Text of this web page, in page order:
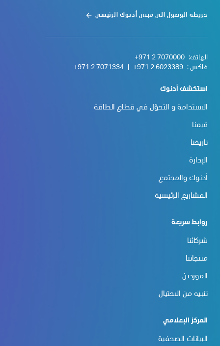
خريطة الوصول الى مبنى أدنوك الرئيسي
الهاتف: +971 2 7070000
فاكس : +971 2 6023389
+971 2 7071334
استكشف أدنوك
الاستدامة و التحوّل في قطاع الطاقة
قيمنا
تاريخنا
الإدارة
أدنوك والمجتمع
المشاريع الرئيسية
روابط سريعة
شركائنا
منتجاتنا
الموردين
تنبيه من الاحتيال
المركز الإعلامي
البيانات الصحفية